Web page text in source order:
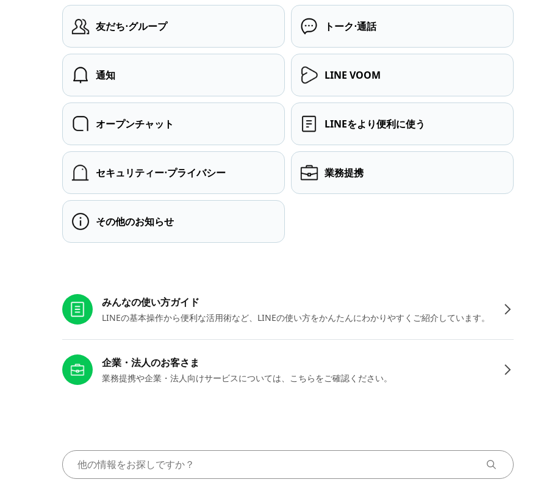
友だち⋅グループ トーク⋅通話
通知 LINE VOOM
オープンチャット LINEをより便利に使う
セキュリティー⋅プライバシー 業務提携
その他のお知らせ
みんなの使い方ガイド
LINEの基本操作から便利な活用術など、LINEの使い方をかんたんにわかりやすくご紹介しています。
企業・法人のお客さま
業務提携や企業・法人向けサービスについては、こちらをご確認ください。